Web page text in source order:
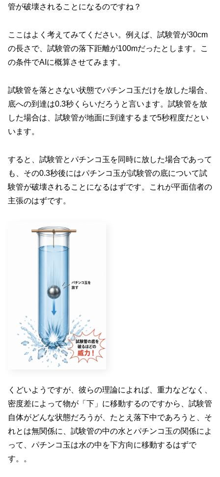
管が破壊されることになるのですね？
ここはよく考えてみてください。例えば、試験管が30cm
の長さで、試験管の落下距離が100mだったとします。こ
の条件でAIに概算させてみます。
試験管を落とさない状態でパチンコ玉だけを放した場合、
底への到達は0.3秒くらいだろうと言います。試験管を放
した場合は、試験管が地面に到達するまで5秒程度だとい
います。
すると、試験管とパチンコ玉を同時に放した場合であって
も、その0.3秒後にはパチンコ玉が試験管の底について試
験管が破壊されることになるはずです。これが平面信者の
主張のはずです。
くどいようですが、彼らの理論によれば、重力などなく、
密度差によって物が「下」に移動するのですから、試験管
自体がどんな状態だろうが、たとえ落下中であろうと、そ
れとは無関係に、試験管の中の水とパチンコ玉の関係によ
って、パチンコ玉は水の中を下方向に移動するはずで
す。。